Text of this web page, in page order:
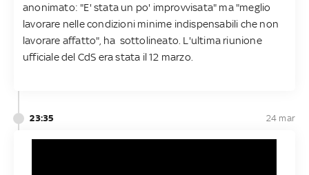
anonimato: "E' stata un po' improvvisata" ma "meglio
lavorare nelle condizioni minime indispensabili che non
lavorare affatto", ha sottolineato. L'ultima riunione
ufficiale del CdS era stata il 12 marzo.
23:35 24 mar